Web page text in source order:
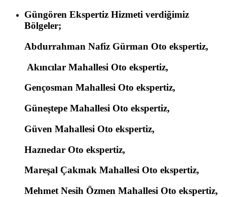
Güngören Ekspertiz Hizmeti verdiğimiz
Bölgeler;
Abdurrahman Nafiz Gürman Oto ekspertiz,
Akıncılar Mahallesi Oto ekspertiz,
Gençosman Mahallesi Oto ekspertiz,
Güneştepe Mahallesi Oto ekspertiz,
Güven Mahallesi Oto ekspertiz,
Haznedar Oto ekspertiz,
Mareşal Çakmak Mahallesi Oto ekspertiz,
Mehmet Nesih Özmen Mahallesi Oto ekspertiz,